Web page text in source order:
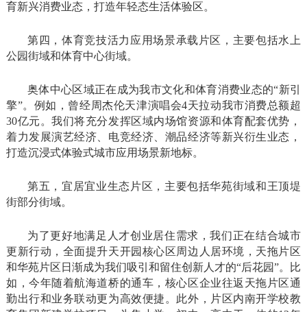
育新兴消费业态，打造年轻态生活体验区。
第四，体育竞技活力应用场景承载片区，主要包括水上
公园街域和体育中心街域。
奥体中心区域正在成为我市文化和体育消费业态的“新引
擎”。例如，曾经周杰伦天津演唱会4天拉动我市消费总额超
30亿元。我们将充分发挥区域内场馆资源和体育配套优势，
着力发展演艺经济、电竞经济、潮品经济等新兴衍生业态，
打造沉浸式体验式城市应用场景新地标。
第五，宜居宜业生态片区，主要包括华苑街域和王顶堤
街部分街域。
为了更好地满足人才创业居住需求，我们正在结合城市
更新行动，全面提升天开园核心区周边人居环境，天拖片区
和华苑片区日渐成为我们吸引和留住创新人才的“后花园”。比
如，今年随着航海道桥的通车，核心区企业往返天拖片区通
勤出行和业务联动更为高效便捷。此外，片区内南开学校教